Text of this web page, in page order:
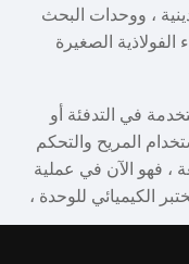
، ووحدات البحث
الفولاذية الصغيرة
لتلبيد
من أجل الذوبان ،
في التدفئة أو
المريح والتحكم
، فهو الآن في عملية
الكيميائي للوحدة ،
تشتري فرنًا مناسبًا؟